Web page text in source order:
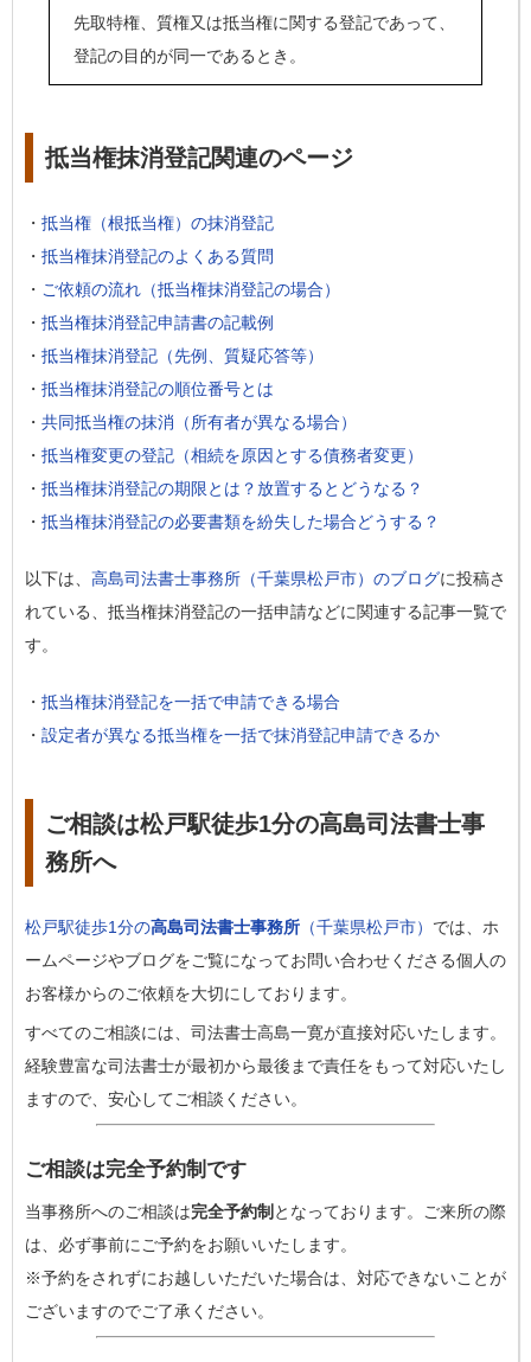
先取特権、質権又は抵当権に関する登記であって、
登記の目的が同一であるとき。
抵当権抹消登記関連のページ
・ 抵当権（根抵当権）の抹消登記
・ 抵当権抹消登記のよくある質問
・ ご依頼の流れ（抵当権抹消登記の場合）
・ 抵当権抹消登記申請書の記載例
・ 抵当権抹消登記（先例、質疑応答等）
・ 抵当権抹消登記の順位番号とは
・ 共同抵当権の抹消（所有者が異なる場合）
・ 抵当権変更の登記（相続を原因とする債務者変更）
・ 抵当権抹消登記の期限とは？放置するとどうなる？
・ 抵当権抹消登記の必要書類を紛失した場合どうする？
以下は、 高島司法書士事務所（千葉県松戸市）のブログに投稿さ
れている、抵当権抹消登記の一括申請などに関連する記事一覧で
す。
・ 抵当権抹消登記を一括で申請できる場合
・ 設定者が異なる抵当権を一括で抹消登記申請できるか
ご相談は松戸駅徒歩1分の高島司法書士事
務所へ
松戸駅徒歩1分の高島司法書士事務所 （千葉県松戸市） では、ホ
ームページやブログをご覧になってお問い合わせくださる個人の
お客様からのご依頼を大切にしております。
すべてのご相談には、司法書士高島一寛が直接対応いたします。
経験豊富な司法書士が最初から最後まで責任をもって対応いたし
ますので、安心してご相談ください。
ご相談は完全予約制です
当事務所へのご相談は完全予約制 となっております。ご来所の際
は、必ず事前にご予約をお願いいたします。
※予約をされずにお越しいただいた場合は、対応できないことが
ございますのでご了承ください。